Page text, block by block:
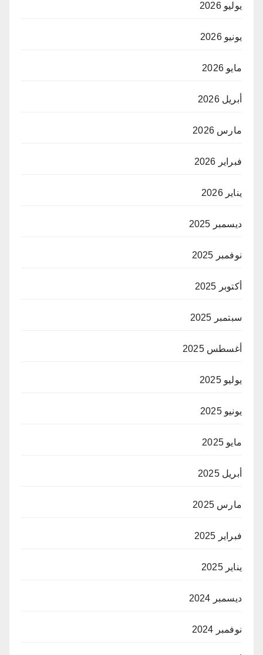
يوليو 2026
يونيو 2026
مايو 2026
أبريل 2026
مارس 2026
فبراير 2026
يناير 2026
ديسمبر 2025
نوفمبر 2025
أكتوبر 2025
سبتمبر 2025
أغسطس 2025
يوليو 2025
يونيو 2025
مايو 2025
أبريل 2025
مارس 2025
فبراير 2025
يناير 2025
ديسمبر 2024
نوفمبر 2024